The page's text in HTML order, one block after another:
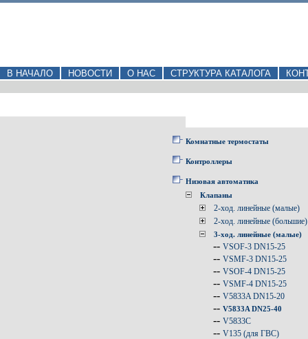
В НАЧАЛО НОВОСТИ О НАС СТРУКТУРА КАТАЛОГА
Комнатные термостаты
Контроллеры
Низовая автоматика
Клапаны
2-ход. линейные (малые)
2-ход. линейные (большие)
3-ход. линейные (малые)
-- VSOF-3 DN15-25
-- VSMF-3 DN15-25
-- VSOF-4 DN15-25
-- VSMF-4 DN15-25
-- V5833A DN15-20
-- V5833A DN25-40
-- V5833C
-- V135 (для ГВС)